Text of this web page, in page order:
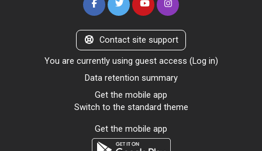
Contact site support
You are currently using guest access (Log in)
Data retention summary
Get the mobile app
Switch to the standard theme
Get the mobile app